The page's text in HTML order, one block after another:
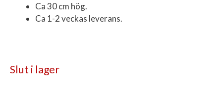
Ca 30 cm hög.
Ca 1-2 veckas leverans.
Slut i lager